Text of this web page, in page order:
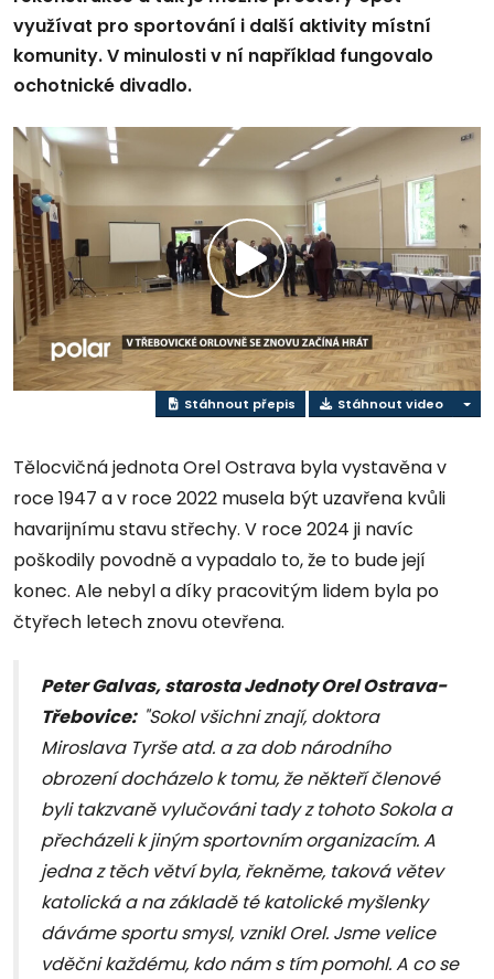
využívat pro sportování i další aktivity místní
komunity. V minulosti v ní například fungovalo
ochotnické divadlo.
Přehrát
video
Stáhnout přepis Stáhnout video
Tělocvičná jednota Orel Ostrava byla vystavěna v
roce 1947 a v roce 2022 musela být uzavřena kvůli
havarijnímu stavu střechy. V roce 2024 ji navíc
poškodily povodně a vypadalo to, že to bude její
konec. Ale nebyl a díky pracovitým lidem byla po
čtyřech letech znovu otevřena.
Peter Galvas, starosta Jednoty Orel Ostrava-
Třebovice: "Sokol všichni znají, doktora
Miroslava Tyrše atd. a za dob národního
obrození docházelo k tomu, že někteří členové
byli takzvaně vylučováni tady z tohoto Sokola a
přecházeli k jiným sportovním organizacím. A
jedna z těch větví byla, řekněme, taková větev
katolická a na základě té katolické myšlenky
dáváme sportu smysl, vznikl Orel. Jsme velice
vděčni každému, kdo nám s tím pomohl. A co se